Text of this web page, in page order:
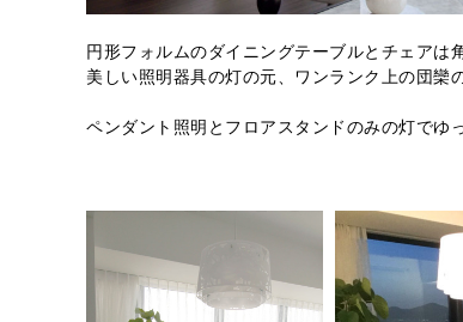
円形フォルムのダイニングテーブルとチェアは
美しい照明器具の灯の元、ワンランク上の団欒
ペンダント照明とフロアスタンドのみの灯でゆ